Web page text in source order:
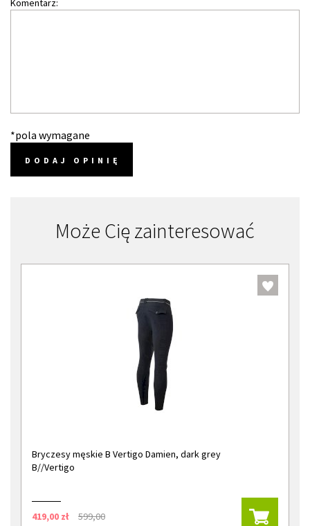
Komentarz:
*pola wymagane
DODAJ OPINIĘ
Może Cię zainteresować
Bryczesy męskie B Vertigo Damien, dark grey
B//Vertigo
419,00 zł
599,00